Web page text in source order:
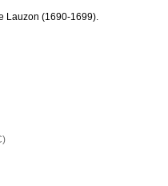
Lauzon (1690-1699).